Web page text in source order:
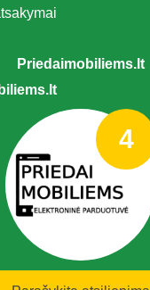
Priedaimobiliems.lt
4